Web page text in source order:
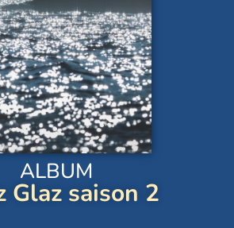
ALBUM
Glaz saison 2